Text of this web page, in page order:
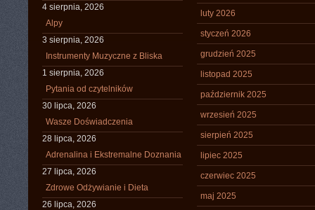
4 sierpnia, 2026
Alpy
3 sierpnia, 2026
Instrumenty Muzyczne z Bliska
1 sierpnia, 2026
Pytania od czytelników
30 lipca, 2026
Wasze Doświadczenia
28 lipca, 2026
Adrenalina i Ekstremalne Doznania
27 lipca, 2026
Zdrowe Odżywianie i Dieta
26 lipca, 2026
luty 2026
styczeń 2026
grudzień 2025
listopad 2025
październik 2025
wrzesień 2025
sierpień 2025
lipiec 2025
czerwiec 2025
maj 2025